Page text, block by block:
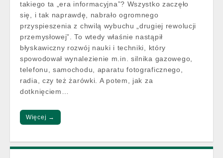
takiego ta „era informacyjna”? Wszystko zaczęło
się, i tak naprawdę, nabrało ogromnego
przyspieszenia z chwilą wybuchu „drugiej rewolucji
przemysłowej”. To wtedy właśnie nastąpił
błyskawiczny rozwój nauki i techniki, który
spowodował wynalezienie m.in. silnika gazowego,
telefonu, samochodu, aparatu fotograficznego,
radia, czy też żarówki. A potem, jak za
dotknięciem…
Więcej →